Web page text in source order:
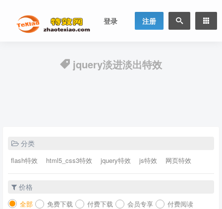
登录 注册
jquery淡进淡出特效
分类
flash特效 html5_css3特效 jquery特效 js特效 网页特效
价格
全部 免费下载 付费下载 会员专享
付费阅读